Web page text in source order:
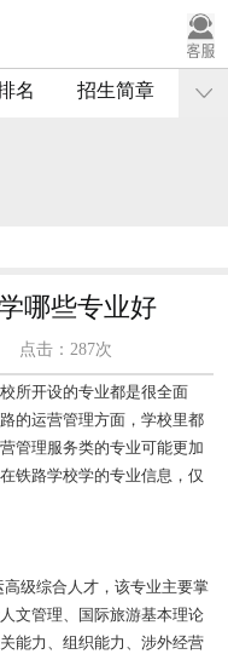
名 招生简章
哪些专业好
点击：287次
所开设的专业都是很全面
的运营管理方面，学校里都
管理服务类的专业可能更加
铁路学校学的专业信息，仅
级综合人才，该专业主要掌
文管理、国际旅游基本理论
能力、组织能力、涉外经营